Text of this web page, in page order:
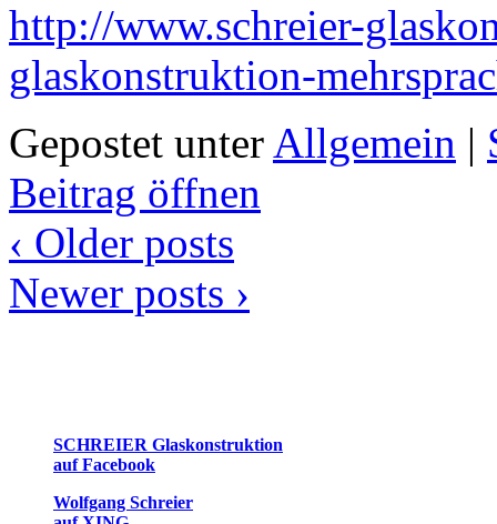
http://www.schreier-
glaskonstruktion-
Gepostet unter Allgemein |
Beitrag öffnen
‹ Older posts
Newer posts ›
SCHREIER Glaskonstruktion
auf Facebook
Wolfgang Schreier